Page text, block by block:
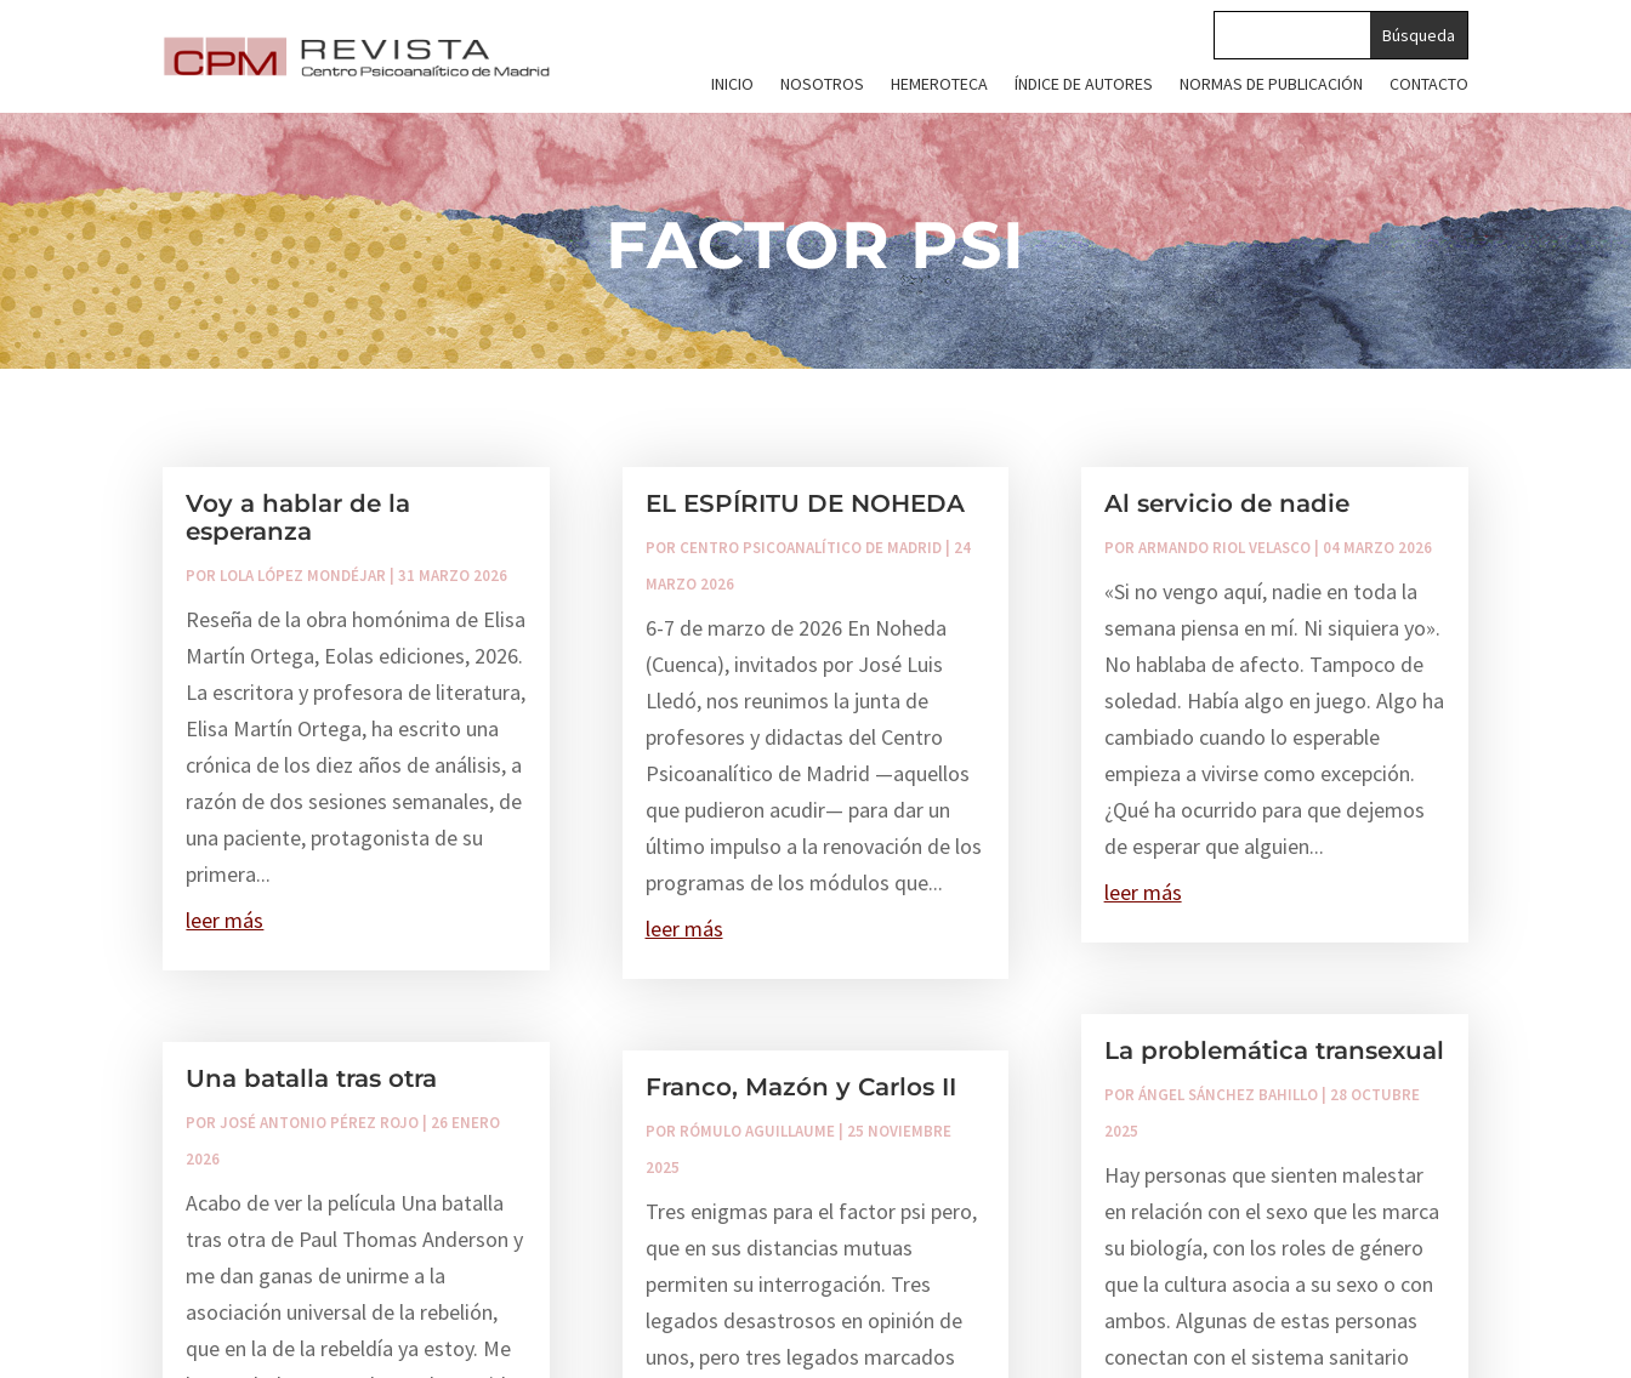
INICIO NOSOTROS HEMEROTECA ÍNDICE DE AUTORES NORMAS DE PUBLICACIÓN CONTACTO
FACTOR PSI
Voy a hablar de la
esperanza
POR LOLA LÓPEZ MONDÉJAR |31 MARZO 2026
Reseña de la obra homónima de Elisa
Martín Ortega, Eolas ediciones, 2026.
La escritora y profesora de literatura,
Elisa Martín Ortega, ha escrito una
crónica de los diez años de análisis, a
razón de dos sesiones semanales, de
una paciente, protagonista de su
primera...
leer más
Una batalla tras otra
POR JOSÉ ANTONIO PÉREZ ROJO
26 ENERO
2026
Acabo de ver la película Una batalla
tras otra de Paul Thomas Anderson y
me dan ganas de unirme a la
asociación universal de la rebelión,
que en la de la rebeldía ya estoy. Me
EL ESPÍRITU DE NOHEDA
POR CENTRO PSICOANALÍTICO DE MADRID| 24
MARZO 2026
6-7 de marzo de 2026 En Noheda
(Cuenca), invitados por José Luis
Lledó, nos reunimos la junta de
profesores y didactas del Centro
Psicoanalítico de Madrid —aquellos
que pudieron acudir— para dar un
último impulso a la renovación de los
programas de los módulos que...
leer más
Franco, Mazón y Carlos II
POR RÓMULO AGUILLAUME
25 NOVIEMBRE
2025
Tres enigmas para el factor psi pero,
que en sus distancias mutuas
permiten su interrogación. Tres
legados desastrosos en opinión de
unos, pero tres legados marcados
Al servicio de nadie
POR ARMANDO RIOL VELASCO| 04 MARZO 2026
«Si no vengo aquí, nadie en toda la
semana piensa en mí. Ni siquiera yo».
No hablaba de afecto. Tampoco de
soledad. Había algo en juego. Algo ha
cambiado cuando lo esperable
empieza a vivirse como excepción.
¿Qué ha ocurrido para que dejemos
de esperar que alguien...
leer más
La problemática transexual
POR ÁNGEL SÁNCHEZ BAHILLO| 28 OCTUBRE
2025
Hay personas que sienten malestar
en relación con el sexo que les marca
su biología, con los roles de género
que la cultura asocia a su sexo o con
ambos. Algunas de estas personas
conectan con el sistema sanitario